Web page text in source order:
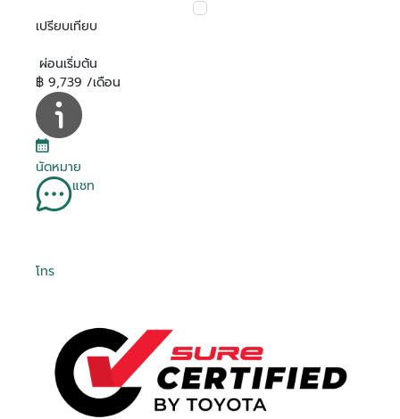
เปรียบเทียบ
ผ่อนเริ่มต้น
฿ 9,739 /เดือน
นัดหมาย
แชท
โทร